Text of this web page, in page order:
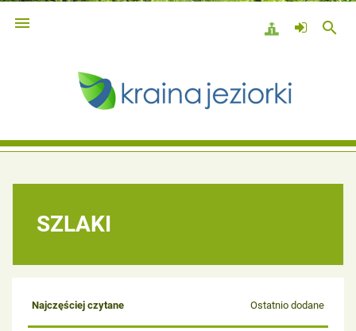
 search
SZLAKI
Najczęściej czytane Ostatnio dodane